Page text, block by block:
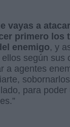
vayas a
primero los
enemigo, y
según sus
a agentes
para poder